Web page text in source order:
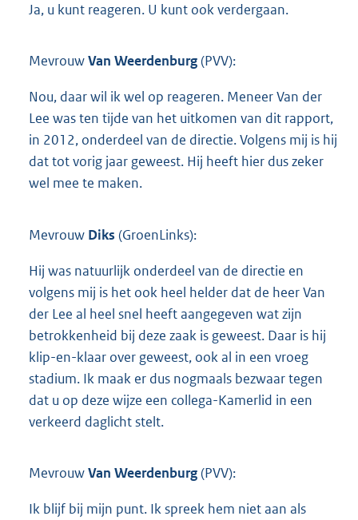
Ja, u kunt reageren. U kunt ook verdergaan.
MevrouwVan Weerdenburg(PVV):
Nou, daar wil ik wel op reageren. Meneer Van der
Lee was ten tijde van het uitkomen van dit rapport,
in 2012, onderdeel van de directie. Volgens mij is hij
dat tot vorig jaar geweest. Hij heeft hier dus zeker
wel mee te maken.
Mevrouw Diks (GroenLinks):
Hij was natuurlijk onderdeel van de directie en
volgens mij is het ook heel helder dat de heer Van
der Lee al heel snel heeft aangegeven wat zijn
betrokkenheid bij deze zaak is geweest. Daar is hij
klip-en-klaar over geweest, ook al in een vroeg
stadium. Ik maak er dus nogmaals bezwaar tegen
dat u op deze wijze een collega-Kamerlid in een
verkeerd daglicht stelt.
MevrouwVan Weerdenburg(PVV):
Ik blijf bij mijn punt. Ik spreek hem niet aan als